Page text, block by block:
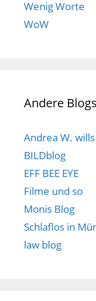
Wenig Worte
WoW
Andere Blogs
Andrea W.
BILDblog
EFF BEE EYE
Filme und so
Monis Blog
Schlaflos in
law blog